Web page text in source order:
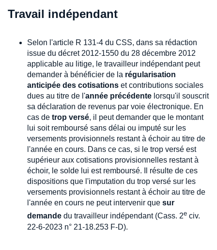
Travail indépendant
Selon l'article R 131-4 du CSS, dans sa rédaction
issue du décret 2012-1550 du 28 décembre 2012
applicable au litige, le travailleur indépendant peut
demander à bénéficier de la régularisation
anticipée des cotisations et contributions sociales
dues au titre de l'année précédente lorsqu'il souscrit
sa déclaration de revenus par voie électronique. En
cas de trop versé, il peut demander que le montant
lui soit remboursé sans délai ou imputé sur les
versements provisionnels restant à échoir au titre de
l'année en cours. Dans ce cas, si le trop versé est
supérieur aux cotisations provisionnelles restant à
échoir, le solde lui est remboursé. Il résulte de ces
dispositions que l'imputation du trop versé sur les
versements provisionnels restant à échoir au titre de
l'année en cours ne peut intervenir que sur
demande du travailleur indépendant (Cass. 2e civ.
22-6-2023 n° 21-18.253 F-D).